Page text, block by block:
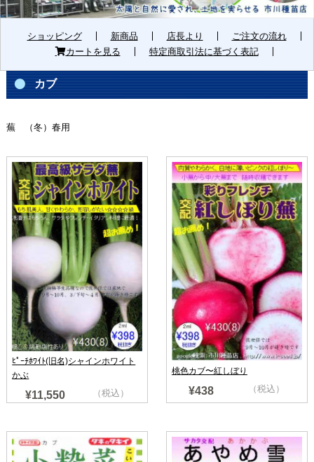
ショッピング 新商品 店長より
ご注文の流れ
カートを見る
特定商取引法に基づく表記
カブ
蕪 （冬）春用
ﾋﾟｰﾁﾎﾜｲﾄ(旧名)シャインホワイト
かぶ
¥11,550 （税込）
桃色カブ〜紅しぼり
¥438 （税込）